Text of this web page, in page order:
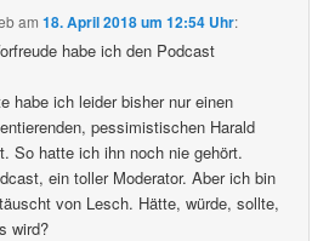
am18. April 2018 um 12:54 Uhr:
habe ich den Podcast
habe ich leider bisher nur einen
pessimistischen Harald
So hatte ich ihn noch nie gehört.
ein toller Moderator. Aber ich bin
von Lesch. Hätte, würde, sollte,
wird?